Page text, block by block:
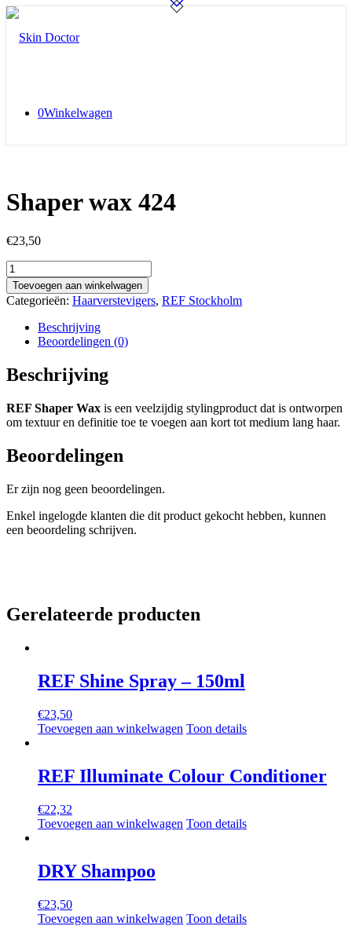
0Winkelwagen
Shaper wax 424
€23,50
Shaper
wax
424
aantal
Toevoegen aan winkelwagen
Categorieën: Haarverstevigers, REF Stockholm
Beschrijving
Beoordelingen (0)
Beschrijving
REF Shaper Wax is een veelzijdig stylingproduct dat is ontworpen
om textuur en definitie toe te voegen aan kort tot medium lang haar.
Beoordelingen
Er zijn nog geen beoordelingen.
Enkel ingelogde klanten die dit product gekocht hebben, kunnen
een beoordeling schrijven.
Gerelateerde producten
REF Shine Spray – 150ml
€23,50
Toevoegen aan winkelwagen Toon details
REF Illuminate Colour Conditioner
€22,32
Toevoegen aan winkelwagen Toon details
DRY Shampoo
€23,50
Toevoegen aan winkelwagen Toon details